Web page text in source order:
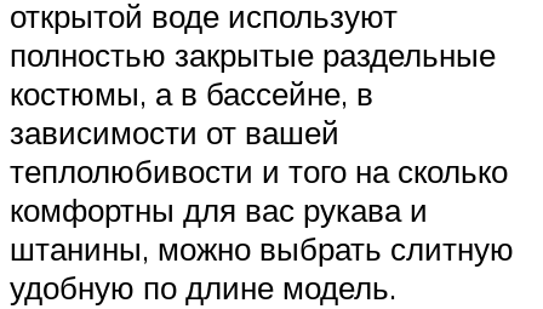
открытой воде используют
полностью закрытые раздельные
костюмы, а в бассейне, в
зависимости от вашей
теплолюбивости и того на сколько
комфортны для вас рукава и
штанины, можно выбрать слитную
удобную по длине модель.